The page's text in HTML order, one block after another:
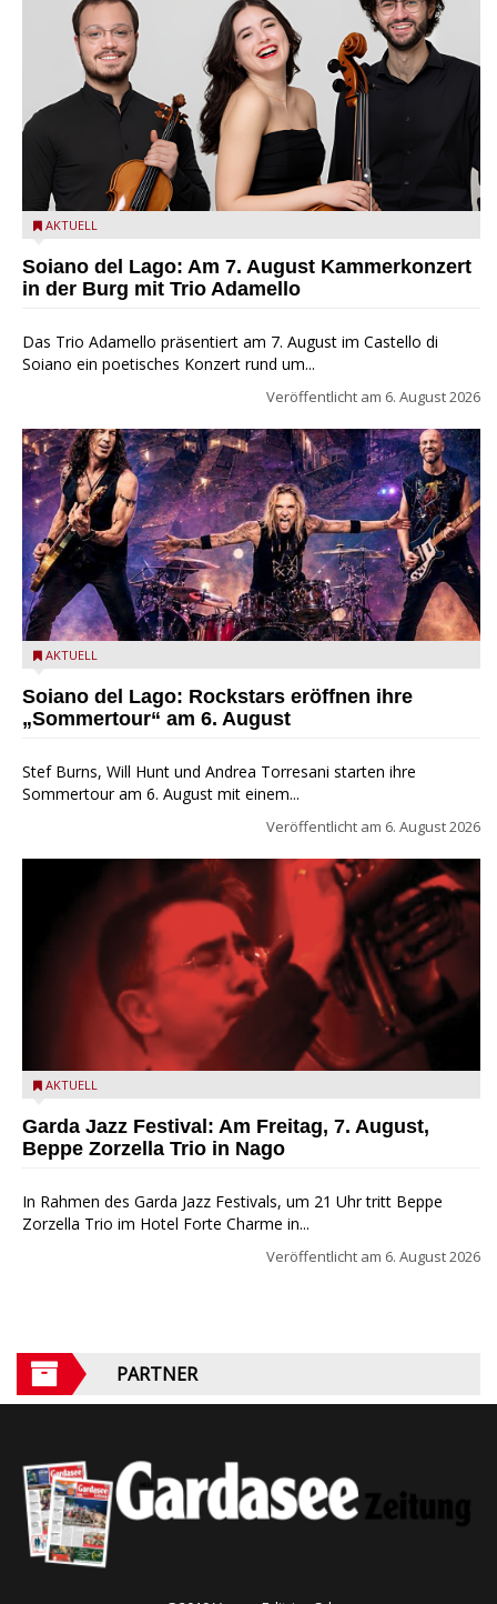
Trio Adamello
AKTUELL
Soiano del Lago: Am 7. August Kammerkonzert
in der Burg mit Trio Adamello
Das Trio Adamello präsentiert am 7. August im Castello di
Soiano ein poetisches Konzert rund um...
Veröffentlicht am 6. August 2026
Stef Burns, Will Hunt und Andrea Torresani im Summer Rock
AKTUELL
Soiano del Lago: Rockstars eröffnen ihre
„Sommertour“ am 6. August
Stef Burns, Will Hunt und Andrea Torresani starten ihre
Sommertour am 6. August mit einem...
Veröffentlicht am 6. August 2026
Beppe Zorzella Trio zu Gast beim Garda Jazz Festival
AKTUELL
Garda Jazz Festival: Am Freitag, 7. August,
Beppe Zorzella Trio in Nago
In Rahmen des Garda Jazz Festivals, um 21 Uhr tritt Beppe
Zorzella Trio im Hotel Forte Charme in...
Veröffentlicht am 6. August 2026
PARTNER